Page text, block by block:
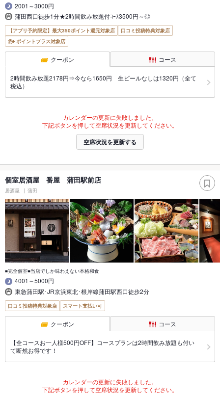
2001～3000円
蒲田西口徒歩1分★2時間飲み放題付ｺｰｽ3500円～◎
【アプリ予約限定】最大350ポイント還元対象店
口コミ投稿特典対象店
ポイントプラス対象店
クーポン コース
2時間飲み放題2178円⇒今なら1650円 生ビールなしは1320円（全て
税込）
カレンダーの更新に失敗しました。
下記ボタンを押して空席状況を更新してください。
空席状況を更新する
個室居酒屋 番屋 蒲田駅前店
居酒屋 蒲田
■完全個室■当店でしか味わえない本格和食
4001～5000円
東急蒲田駅･JR京浜東北･根岸線蒲田駅西口徒歩2分
口コミ投稿特典対象店 スマート支払い可
クーポン コース
【全コースお一人様500円OFF】コースプランは2時間飲み放題も付い
て断然お得です！
カレンダーの更新に失敗しました。
下記ボタンを押して空席状況を更新してください。